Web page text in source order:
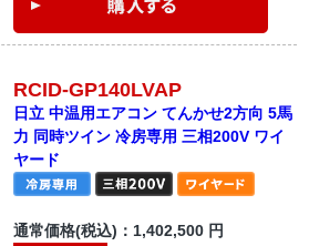
RCID-GP140LVAP
日立 中温用エアコン てんかせ2方向 5馬
力 同時ツイン 冷房専用 三相200V ワイ
ヤード
通常価格(税込)： 1,402,500 円